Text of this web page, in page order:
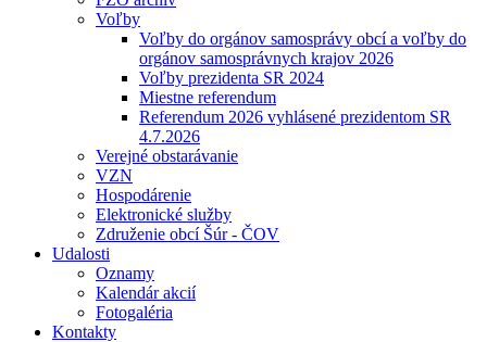
Voľby
Voľby do orgánov samosprávy obcí a voľby do
orgánov samosprávnych krajov 2026
Voľby prezidenta SR 2024
Miestne referendum
Referendum 2026 vyhlásené prezidentom SR
4.7.2026
Verejné obstarávanie
VZN
Hospodárenie
Elektronické služby
Združenie obcí Šúr - ČOV
Udalosti
Oznamy
Kalendár akcií
Fotogaléria
Kontakty